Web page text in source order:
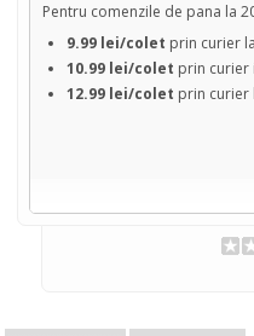
Pentru comenzile de pana la
9.99 lei/colet prin curier
10.99 lei/colet prin curier
12.99 lei/colet prin curier